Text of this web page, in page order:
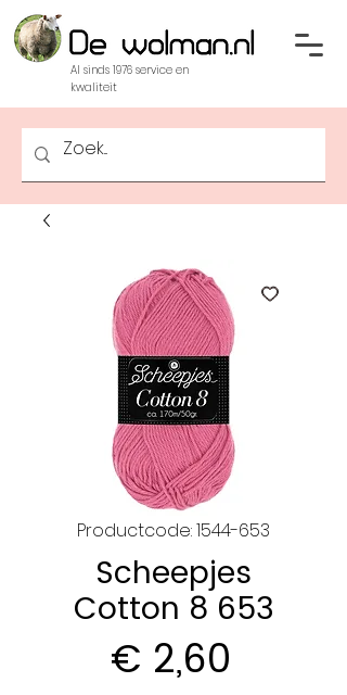
Al sinds 1976 service en
kwaliteit
Productcode: 1544-653
Scheepjes
Cotton 8 653
€ 2,60